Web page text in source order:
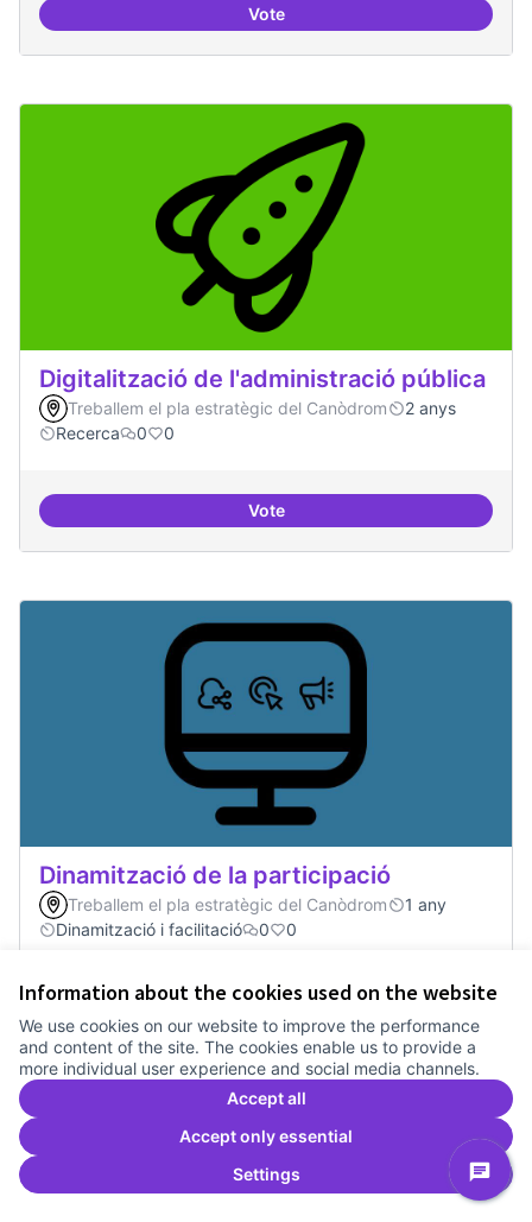
Information about the cookies used on the website
We use cookies on our website to improve the performance
and content of the site. The cookies enable us to provide a
more individual user experience and social media channels.
Accept all
Accept only essential
Settings
VoteDefinició del currículum del
Digitalització de l'administració pública
Treballem el pla estratègic del Canòdrom
2 anys
Recerca
0 0
VoteDigitalització de l'administració
Dinamització de la participació
Treballem el pla estratègic del Canòdrom
1 any
Dinamització i facilitació
0 0
VoteDinamització de la participació